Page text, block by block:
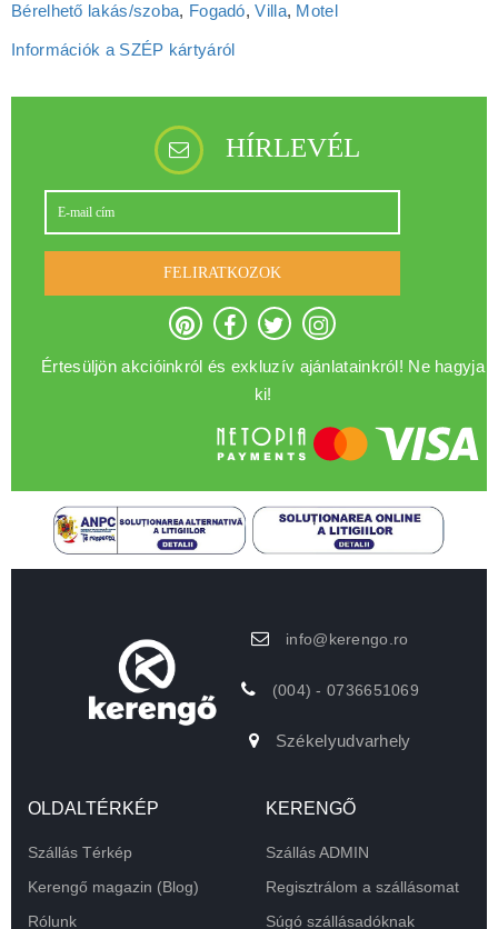
Bérelhető lakás/szoba, Fogadó,Villa, Motel
Információk a SZÉP kártyáról
HÍRLEVÉL
FELIRATKOZOK
Értesüljön akcióinkról és exkluzív ajánlatainkról! Ne hagyja
ki!
info@kerengo.ro
(004) - 0736651069
Székelyudvarhely
OLDALTÉRKÉP
Szállás Térkép
Kerengő magazin (Blog)
Rólunk
KERENGŐ
Szállás ADMIN
Regisztrálom a szállásomat
Súgó szállásadóknak